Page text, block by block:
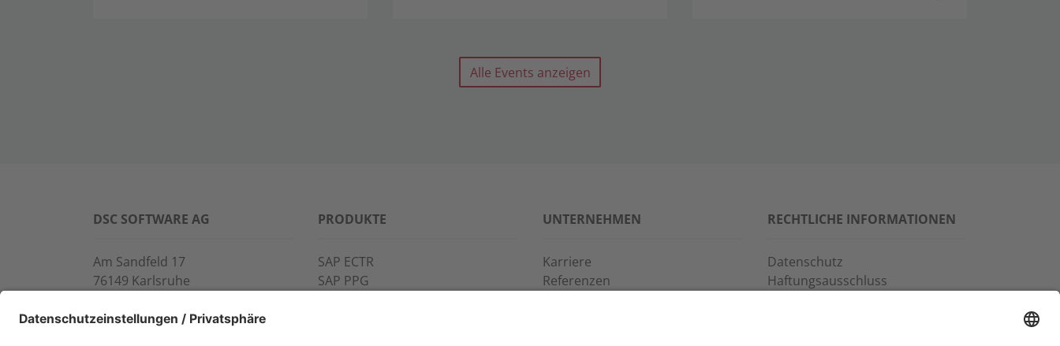
Alle Events anzeigen
DSC SOFTWARE AG
Am Sandfeld 17
76149 Karlsruhe
Fax: +49 721 9774-101
PRODUKTE
SAP ECTR
SAP PPG
UNTERNEHMEN
Karriere
Referenzen
RECHTLICHE INFORMATIONEN
Datenschutz
Haftungsausschluss